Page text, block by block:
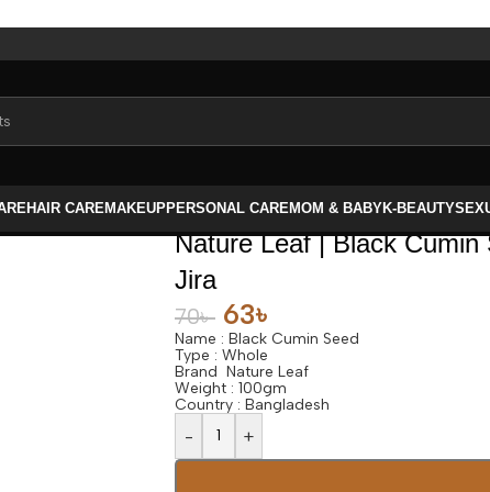
HAIR CAREMAKEUPPERSONAL CAREMOM & BABYK-BEAUTY
Nature Leaf | Black
Jira
70৳ 63৳
Name : Black Cumin Seed
Type : Whole
Brand Nature Leaf
Weight : 100gm
Country : Bangladesh
- +